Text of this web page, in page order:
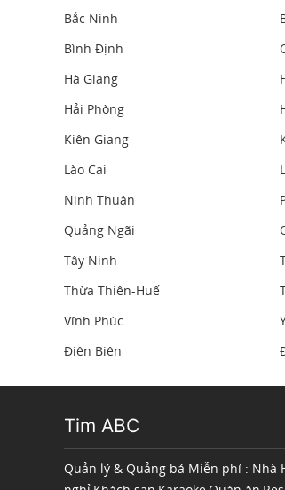
Bắc Ninh
Bình Định
Hà Giang
Hải Phòng
Kiên Giang
Lào Cai
Ninh Thuận
Quảng Ngãi
Tây Ninh
Thừa Thiên-Huế
Vĩnh Phúc
Điện Biên
Tim ABC
Quản lý & Quảng bá Miễn phí : Nhà